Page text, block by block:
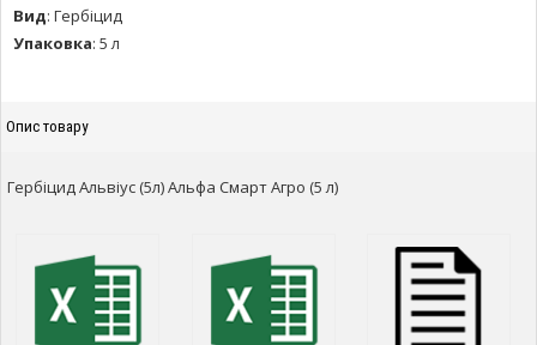
Вид: Гербіцид
Упаковка: 5 л
Опис товару
Гербіцид Альвіус (5л) Альфа Смарт Агро (5 л)